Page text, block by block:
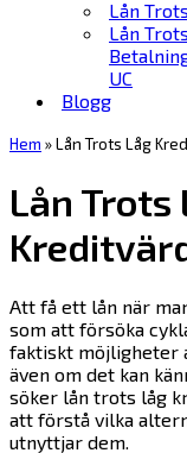
Lån
Lån Trots
UC
Blogg
Hem »Lån Trots Låg
Lån Trots
Att få ett lån när
som att försöka
faktiskt möjligheter
även om det kan
söker lån trots låg
att förstå vilka
utnyttjar dem.